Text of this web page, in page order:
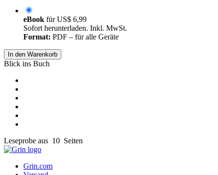
eBook fürUS$ 6,99
Sofort herunterladen. Inkl. MwSt.
Format: PDF – für alle Geräte
In den Warenkorb
Blick ins Buch
Leseprobe aus 10 Seiten
Grin.com